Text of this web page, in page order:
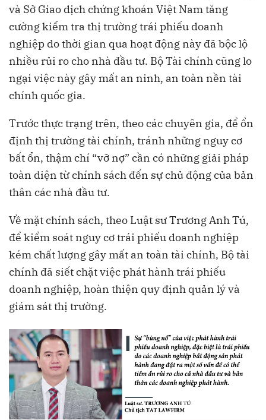
và Sở Giao dịch chứng khoán Việt Nam tăng
cường kiểm tra thị trường trái phiếu doanh
nghiệp do thời gian qua hoạt động này đã bộc lộ
nhiều rủi ro cho nhà đầu tư. Bộ Tài chính cũng lo
ngại việc này gây mất an ninh, an toàn nền tài
chính quốc gia.
Trước thực trạng trên, theo các chuyên gia, để ổn
định thị trường tài chính, tránh những nguy cơ
bất ổn, thậm chí “vỡ nợ” cần có những giải pháp
toàn diện từ chính sách đến sự chủ động của bản
thân các nhà đầu tư.
Về mặt chính sách, theo Luật sư Trương Anh Tú,
để kiểm soát nguy cơ trái phiếu doanh nghiệp
kém chất lượng gây mất an toàn tài chính, Bộ tài
chính đã siết chặt việc phát hành trái phiếu
doanh nghiệp, hoàn thiện quy định quản lý và
giám sát thị trường.